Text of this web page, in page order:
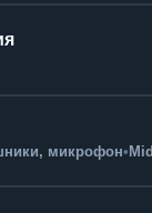
микрофон•